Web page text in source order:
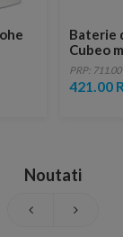
Baterie
Cubeo
crom
PRP:
421.00
Noutati